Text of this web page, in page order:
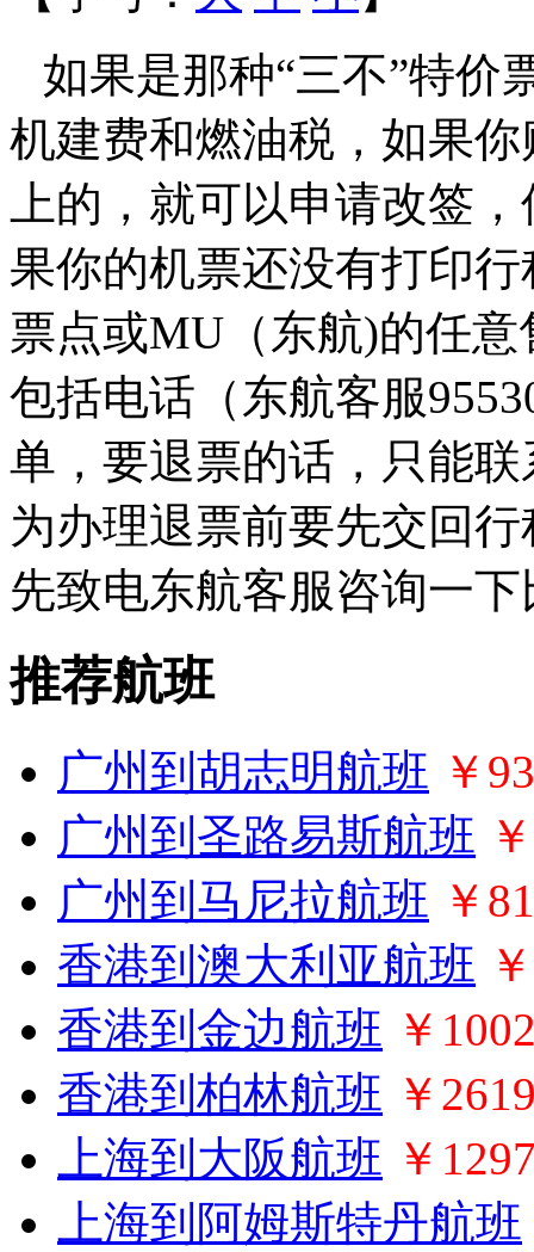
如果是那种“三不”特价
机建费和燃油税，如果
上的，就可以申请改签
果你的机票还没有打印
票点或MU （东航)的任意
包括电话（东航客服
单，要退票的话，只能
为办理退票前要先交回
先致电东航客服咨询一
推荐航班
广州到胡志明航班 ￥
广州到圣路易斯航班
广州到马尼拉航班 ￥
香港到澳大利亚航班
香港到金边航班 ￥
香港到柏林航班 ￥
上海到大阪航班 ￥
上海到阿姆斯特丹航班